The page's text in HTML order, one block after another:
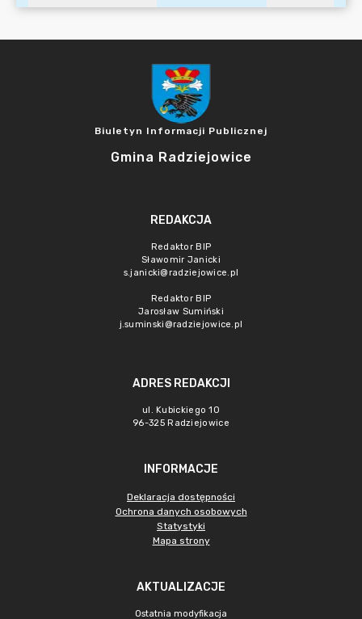
Biuletyn Informacji Publicznej
Gmina Radziejowice
REDAKCJA
Redaktor BIP
Sławomir Janicki
s.janicki@radziejowice.pl
Redaktor BIP
Jarosław Sumiński
j.suminski@radziejowice.pl
ADRES REDAKCJI
ul. Kubickiego 10
96-325 Radziejowice
INFORMACJE
Deklaracja dostępności
Ochrona danych osobowych
Statystyki
Mapa strony
AKTUALIZACJE
Ostatnia modyfikacja